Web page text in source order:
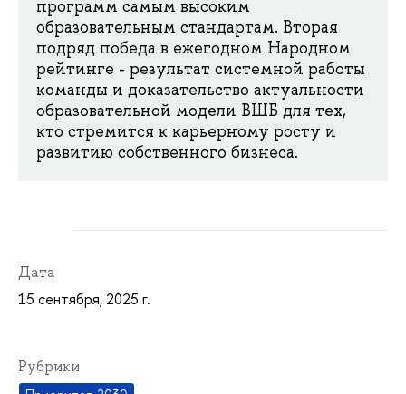
программ самым высоким
образовательным стандартам. Вторая
подряд победа в ежегодном Народном
рейтинге - результат системной работы
команды и доказательство актуальности
образовательной модели ВШБ для тех,
кто стремится к карьерному росту и
развитию собственного бизнеса.
Дата
15 сентября, 2025 г.
Рубрики